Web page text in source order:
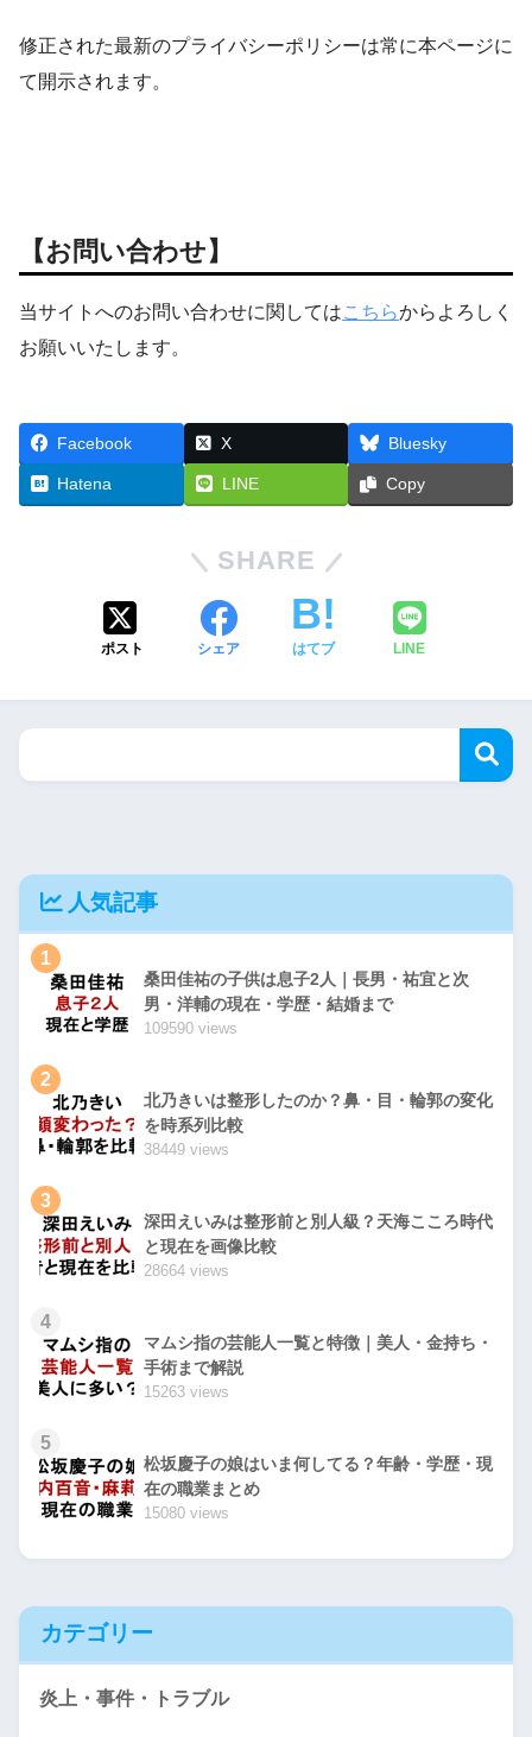
修正された最新のプライバシーポリシーは常に本ページに
て開示されます。
【お問い合わせ】
当サイトへのお問い合わせに関してはこちらからよろしく
お願いいたします。
Facebook X Bluesky
Hatena LINE Copy
SHARE
ポスト シェア はてブ LINE
人気記事
1
桑田佳祐の子供は息子2人｜長男・祐宜と次
男・洋輔の現在・学歴・結婚まで
109590 views
2
北乃きいは整形したのか？鼻・目・輪郭の変化
を時系列比較
38449 views
3
深田えいみは整形前と別人級？天海こころ時代
と現在を画像比較
28664 views
4
マムシ指の芸能人一覧と特徴｜美人・金持ち・
手術まで解説
15263 views
5
松坂慶子の娘はいま何してる？年齢・学歴・現
在の職業まとめ
15080 views
カテゴリー
炎上・事件・トラブル